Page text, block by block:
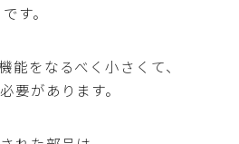
す。
能をなるべく小さくて、
要があります。